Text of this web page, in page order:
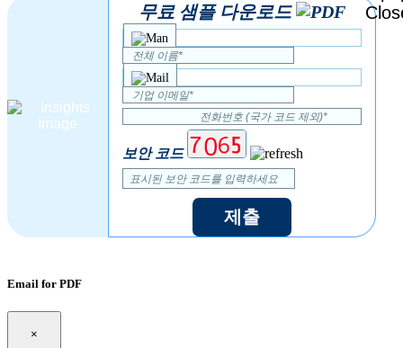
무료 샘플 다운로드
보안 코드
제출
Email for PDF
×